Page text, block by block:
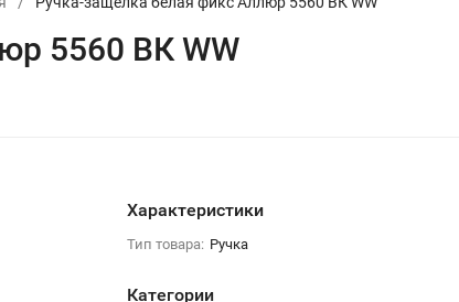
5560 ВК WW
Характеристики
Тип товара: Ручка
Категории